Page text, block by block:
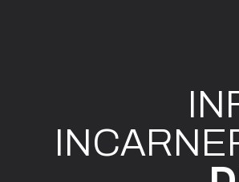
INCARN